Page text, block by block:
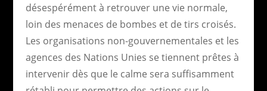
désespérément à retrouver une vie normale,
loin des menaces de bombes et de tirs croisés.
Les organisations non-gouvernementales et les
agences des Nations Unies se tiennent prêtes à
intervenir dès que le calme sera suffisamment